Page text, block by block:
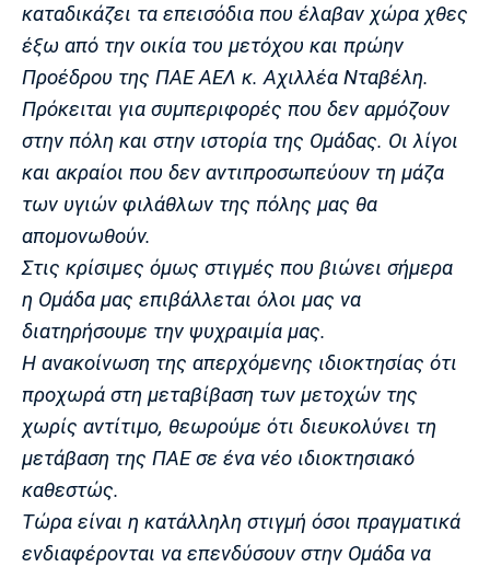
Μάντσεστερ
Γιουνάιτεντ
Τσέλσι Άρσεναλ
Λίβερπουλ
Μάντσεστερ
Γιουβέντους
Ίντερ Μίλαν Μπάγερν
Μπορούσια
Ντόρτμουντ
Παρί Σεν
Ζερμέν
Μαρσέιγ
Μονακό
Ερυθρός
Αστέρας
Τότεναμ
καταδικάζει τα επεισόδια που έλαβαν χώρα χθες
έξω από την οικία του μετόχου και πρώην
Προέδρου της ΠΑΕ ΑΕΛ κ. Αχιλλέα Νταβέλη.
Πρόκειται για συμπεριφορές που δεν αρμόζουν
στην πόλη και στην ιστορία της Ομάδας. Οι λίγοι
και ακραίοι που δεν αντιπροσωπεύουν τη μάζα
των υγιών φιλάθλων της πόλης μας θα
απομονωθούν.
Στις κρίσιμες όμως στιγμές που βιώνει σήμερα
η Ομάδα μας επιβάλλεται όλοι μας να
διατηρήσουμε την ψυχραιμία μας.
Η ανακοίνωση της απερχόμενης ιδιοκτησίας ότι
προχωρά στη μεταβίβαση των μετοχών της
χωρίς αντίτιμο, θεωρούμε ότι διευκολύνει τη
μετάβαση της ΠΑΕ σε ένα νέο ιδιοκτησιακό
καθεστώς.
Τώρα είναι η κατάλληλη στιγμή όσοι πραγματικά
ενδιαφέρονται να επενδύσουν στην Ομάδα να